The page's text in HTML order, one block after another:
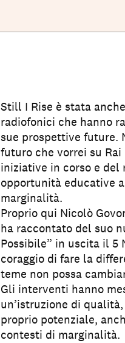
Still I Rise è stata
radiofonici che hanno
sue prospettive future.
futuro che vorrei su
iniziative in corso e
opportunità educative
marginalità.
Proprio qui Nicolò
ha raccontato del suo
Possibile” in uscita il 5
coraggio di fare la
teme non possa
Gli interventi hanno
un’istruzione di
proprio potenziale,
contesti di marginalità.